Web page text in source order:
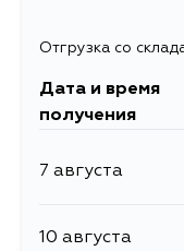
Отгрузка со
Дата и время
получения
7 августа
10 августа